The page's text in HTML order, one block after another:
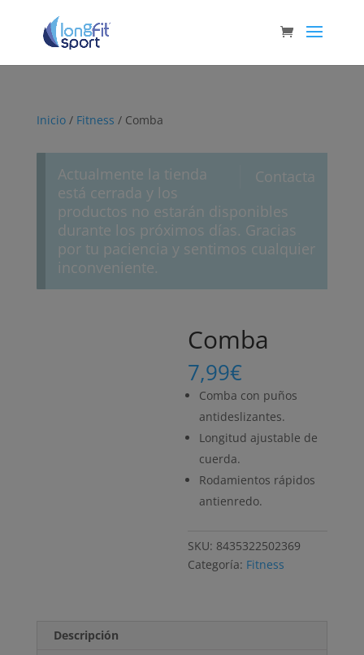
Inicio/ Fitness / Comba
Contacta
Actualmente la tienda
está cerrada y los
productos no estarán disponibles
durante los próximos días. Gracias
por tu paciencia y sentimos cualquier
inconveniente.
Comba
7,99€
Comba con puños
antideslizantes.
Longitud ajustable de
cuerda.
Rodamientos rápidos
antienredo.
SKU: 8435322502369
Categoría: Fitness
Descripción